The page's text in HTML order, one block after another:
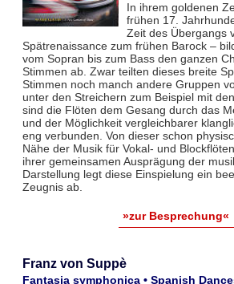
In ihrem goldenen
frühen 17.
Zeit des Übergangs
Spätrenaissance zum frühen Barock –
vom Sopran bis zum Bass den ganzen
Stimmen ab. Zwar teil­ten dieses breite
Stimmen noch manch andere Gruppen
unter den Streichern zum Bei­spiel mit
sind die Flöten dem Gesang durch das
und der Möglichkeit vergleich­barer
eng verbunden. Von dieser schon
Nähe der Musik für Vokal- und
ihrer gemeinsamen Ausprägung der
Darstellung legt diese Einspielung ein
Zeugnis ab.
»zur Besprechung«
Franz von Suppè
Fantasia symphonica • Spanish